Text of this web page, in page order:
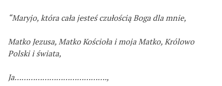
“Maryjo, która cała jesteś czułością Boga dla mnie,
Matko Jezusa, Matko Kościoła i moja Matko, Królowo
Polski i świata,
Ja………………………………….,